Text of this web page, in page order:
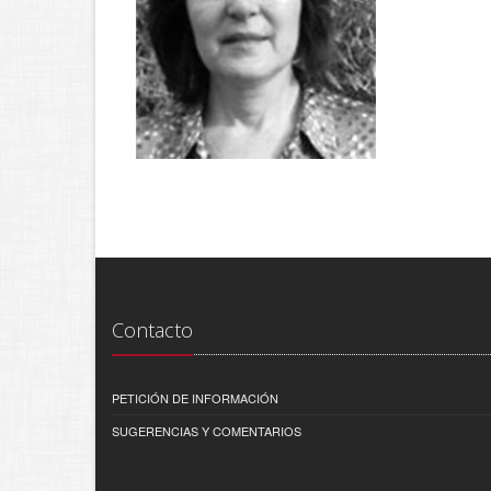
Contacto
PETICIÓN DE INFORMACIÓN
SUGERENCIAS Y COMENTARIOS